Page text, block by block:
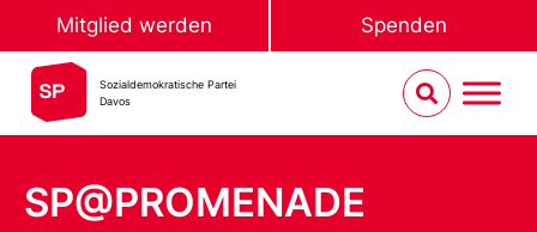
Mitglied werden Spenden
Sozialdemokratische Partei
Davos
SP@PROMENADE